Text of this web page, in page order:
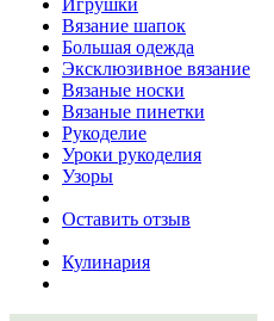
Игрушки
Вязание шапок
Большая одежда
Эксклюзивное вязание
Вязаные носки
Вязаные пинетки
Рукоделие
Уроки рукоделия
Узоры
Оставить отзыв
Кулинария